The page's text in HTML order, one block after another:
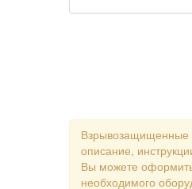
Взрывозащищенные
описание,
Вы можете оформить
необходимого